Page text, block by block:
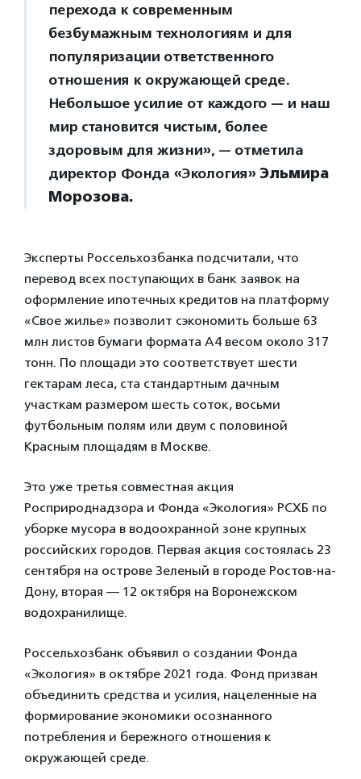
перехода к современным
безбумажным технологиям и для
популяризации ответственного
отношения к окружающей среде.
Небольшое усилие от каждого — и наш
мир становится чистым, более
здоровым для жизни», — отметила
директор Фонда «Экология» Эльмира
Морозова.
Эксперты Россельхозбанка подсчитали, что
перевод всех поступающих в банк заявок на
оформление ипотечных кредитов на платформу
«Свое жилье» позволит сэкономить больше 63
млн листов бумаги формата А4 весом около 317
тонн. По площади это соответствует шести
гектарам леса, ста стандартным дачным
участкам размером шесть соток, восьми
футбольным полям или двум с половиной
Красным площадям в Москве.
Это уже третья совместная акция
Росприроднадзора и Фонда «Экология» РСХБ по
уборке мусора в водоохранной зоне крупных
российских городов. Первая акция состоялась 23
сентября на острове Зеленый в городе Ростов-на-
Дону, вторая — 12 октября на Воронежском
водохранилище.
Россельхозбанк объявил о создании Фонда
«Экология» в октябре 2021 года. Фонд призван
объединить средства и усилия, нацеленные на
формирование экономики осознанного
потребления и бережного отношения к
окружающей среде.